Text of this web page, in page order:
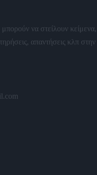
να στείλουν κείμενα,
απαντήσεις κλπ στην